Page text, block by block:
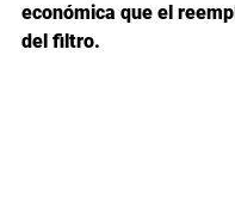
económica que el
del filtro.